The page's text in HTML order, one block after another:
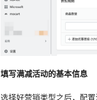
填写满减活动的基本信息
选择好营销类型之后，配